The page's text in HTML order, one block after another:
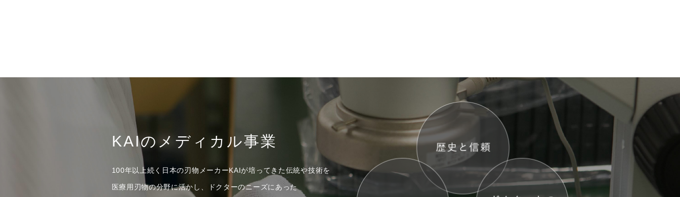
KAIのメディカル事業
100年以上続く日本の刃物メーカーKAIが培ってきた伝統や技術を
医療用刃物の分野に活かし、ドクターのニーズにあった